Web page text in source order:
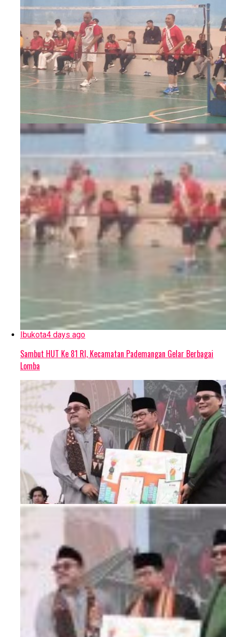
Ibukota4 days ago
Sambut HUT Ke 81 RI, Kecamatan Pademangan Gelar Berbagai
Lomba